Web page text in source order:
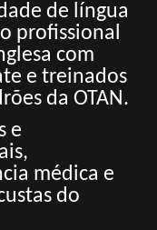
de língua
profissional
com
e treinados
da OTAN.
e
médica e
do